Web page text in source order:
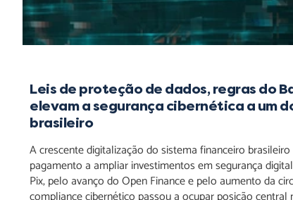
Leis de proteção de dados, regras do
elevam a segurança cibernética a um
brasileiro
A crescente digitalização do sistema financeiro
pagamento a ampliar investimentos em segurança
Pix, pelo avanço do Open Finance e pelo aumento da